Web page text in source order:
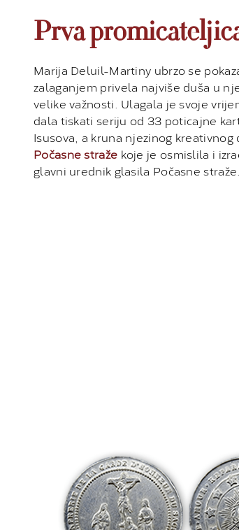
Prva
Marija Deluil-Martiny ubrzo se
zalaganjem privela najviše duša u
velike važnosti. Ulagala je svoje
dala tiskati seriju od 33 poticajne
Isusova, a kruna njezinog
Počasne straže koje je osmislila i
glavni urednik glasila Počasne straže.